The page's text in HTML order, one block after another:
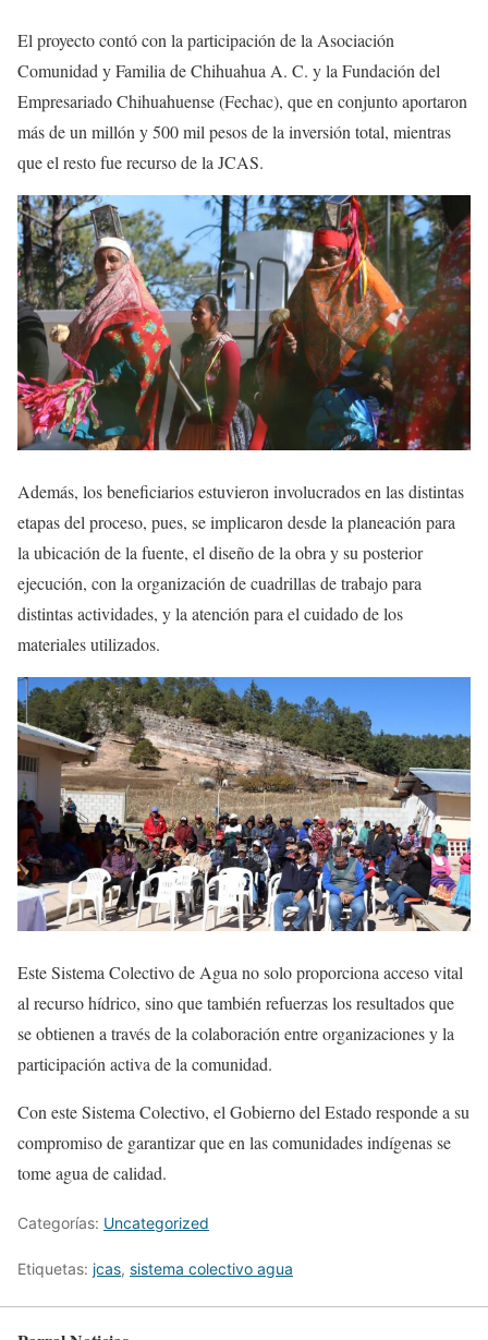
El proyecto contó con la participación de la Asociación
Comunidad y Familia de Chihuahua A. C. y la Fundación del
Empresariado Chihuahuense (Fechac), que en conjunto aportaron
más de un millón y 500 mil pesos de la inversión total, mientras
que el resto fue recurso de la JCAS.
Además, los beneficiarios estuvieron involucrados en las distintas
etapas del proceso, pues, se implicaron desde la planeación para
la ubicación de la fuente, el diseño de la obra y su posterior
ejecución, con la organización de cuadrillas de trabajo para
distintas actividades, y la atención para el cuidado de los
materiales utilizados.
Este Sistema Colectivo de Agua no solo proporciona acceso vital
al recurso hídrico, sino que también refuerzas los resultados que
se obtienen a través de la colaboración entre organizaciones y la
participación activa de la comunidad.
Con este Sistema Colectivo, el Gobierno del Estado responde a su
compromiso de garantizar que en las comunidades indígenas se
tome agua de calidad.
Categorías: Uncategorized
Etiquetas: jcas, sistema colectivo agua